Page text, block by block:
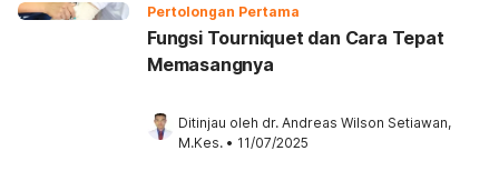
Pertolongan Pertama
Fungsi Tourniquet dan Cara Tepat
Memasangnya
Ditinjau oleh dr. Andreas Wilson Setiawan,
M.Kes. • 11/07/2025